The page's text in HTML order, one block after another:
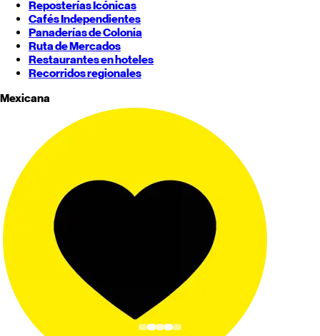
Reposterías Icónicas
Cafés Independientes
Panaderías de Colonia
Ruta de Mercados
Restaurantes en hoteles
Recorridos regionales
Mexicana